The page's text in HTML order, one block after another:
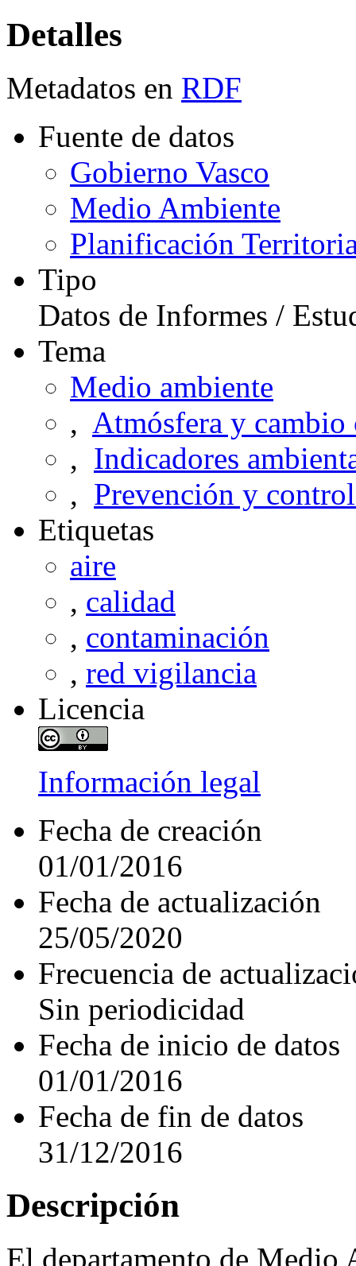
Detalles
Metadatos en RDF
Fuente de datos
Gobierno Vasco
Medio Ambiente
Planificación
Tipo
Datos de Informes /
Tema
Medio ambiente
, Atmósfera y
, Indicadores
, Prevención y
Etiquetas
aire
, calidad
, contaminación
, red vigilancia
Licencia
Información legal
Fecha de creación
01/01/2016
Fecha de actualización
25/05/2020
Frecuencia de
Sin periodicidad
Fecha de inicio de datos
01/01/2016
Fecha de fin de datos
31/12/2016
Descripción
El departamento de